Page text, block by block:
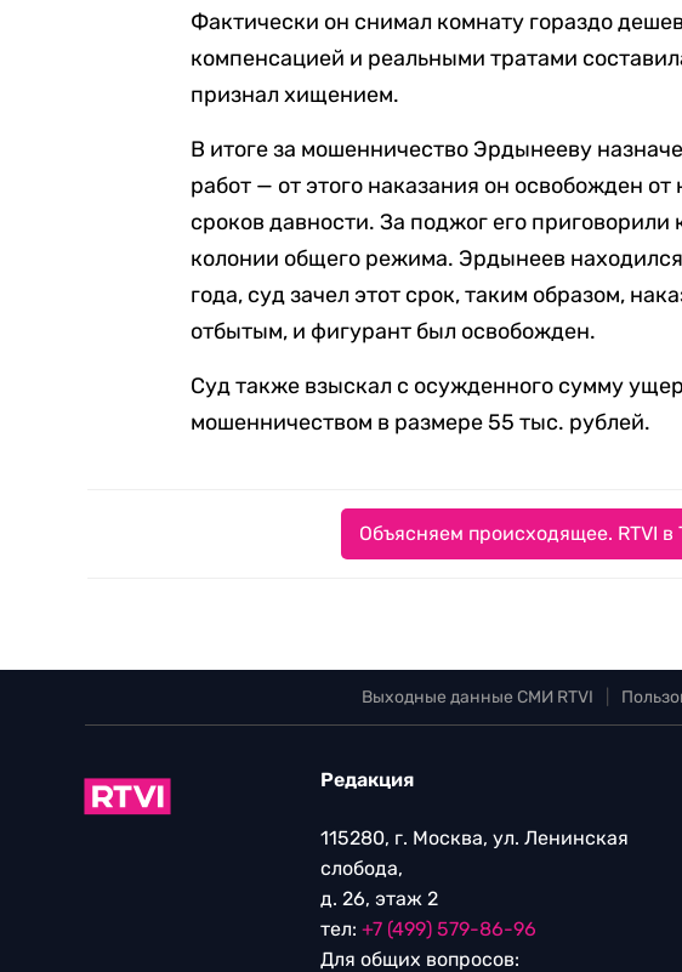
Фактически он снимал комнату гораздо
компенсацией и реальными тратами
признал хищением.
В итоге за мошенничество Эрдынееву
работ — от этого наказания он освобожден
сроков давности. За поджог его
колонии общего режима. Эрдынеев
года, суд зачел этот срок, таким образом,
отбытым, и фигурант был освобожден.
Суд также взыскал с осужденного сумму
мошенничеством в размере 55 тыс. рублей.
Объясняем происходящее. RTVI в
Выходные данные СМИ RTVI
Редакция
115280, г. Москва, ул. Ленинская
слобода,
д. 26, этаж 2
тел: +7 (499) 579-86-96
Для общих вопросов: